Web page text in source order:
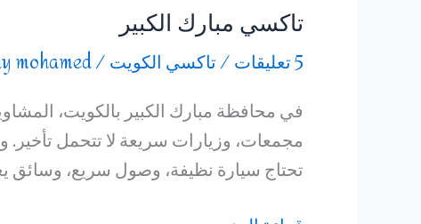
تاكسي مبارك الكبير
5 تعليقات /تاكسي الكويت/
mohamed
في محافظة مبارك الكبير بالكويت،
مجمعات، وزيارات سريعة لا تتحمل
تحتاج سيارة نظيفة، وصول سريع،